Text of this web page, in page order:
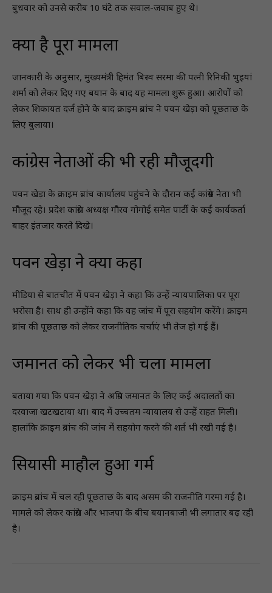
बुधवार को उनसे करीब 10 घंटे तक सवाल-जवाब हुए थे।
क्या है पूरा मामला
जानकारी के अनुसार, मुख्यमंत्री हिमंत बिस्व सरमा की पत्नी रिनिकी भुइयां
शर्मा को लेकर दिए गए बयान के बाद यह मामला शुरू हुआ। आरोपों को
लेकर शिकायत दर्ज होने के बाद क्राइम ब्रांच ने पवन खेड़ा को पूछताछ के
लिए बुलाया।
कांग्रेस नेताओं की भी रही मौजूदगी
पवन खेड़ा के क्राइम ब्रांच कार्यालय पहुंचने के दौरान कई कांग्रेस नेता भी
मौजूद रहे। प्रदेश कांग्रेस अध्यक्ष गौरव गोगोई समेत पार्टी के कई कार्यकर्ता
बाहर इंतजार करते दिखे।
पवन खेड़ा ने क्या कहा
मीडिया से बातचीत में पवन खेड़ा ने कहा कि उन्हें न्यायपालिका पर पूरा
भरोसा है। साथ ही उन्होंने कहा कि वह जांच में पूरा सहयोग करेंगे। क्राइम
ब्रांच की पूछताछ को लेकर राजनीतिक चर्चाएं भी तेज हो गई हैं।
जमानत को लेकर भी चला मामला
बताया गया कि पवन खेड़ा ने अग्रिम जमानत के लिए कई अदालतों का
दरवाजा खटखटाया था। बाद में उच्चतम न्यायालय से उन्हें राहत मिली।
हालांकि क्राइम ब्रांच की जांच में सहयोग करने की शर्त भी रखी गई है।
सियासी माहौल हुआ गर्म
क्राइम ब्रांच में चल रही पूछताछ के बाद असम की राजनीति गरमा गई है।
मामले को लेकर कांग्रेस और भाजपा के बीच बयानबाजी भी लगातार बढ़ रही
है।